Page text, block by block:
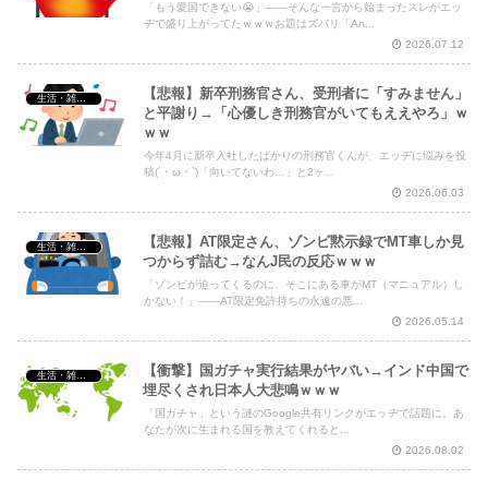
「もう愛国できない😭」——そんな一言から始まったスレがエッ
ヂで盛り上がってたｗｗｗお題はズバリ「An...
2026.07.12
生活・雑談・恋愛
【悲報】新卒刑務官さん、受刑者に「すみません」
と平謝り→「心優しき刑務官がいてもええやろ」ｗ
ｗｗ
今年4月に新卒入社したばかりの刑務官くんが、エッヂに悩みを投
稿(´・ω・`)「向いてないわ…」と2ヶ...
2026.06.03
生活・雑談・恋愛
【悲報】AT限定さん、ゾンビ黙示録でMT車しか見
つからず詰む→なんJ民の反応ｗｗｗ
「ゾンビが迫ってくるのに、そこにある車がMT（マニュアル）し
かない！」——AT限定免許持ちの永遠の悪...
2026.05.14
生活・雑談・恋愛
【衝撃】国ガチャ実行結果がヤバい→インド中国で
埋尽くされ日本人大悲鳴ｗｗｗ
「国ガチャ」という謎のGoogle共有リンクがエッヂで話題に。あ
なたが次に生まれる国を教えてくれると...
2026.08.02